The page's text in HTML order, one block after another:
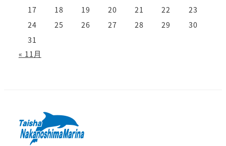
17
18 19 20 21 22
23
24
25 26 27 28 29
30
31
« 11月